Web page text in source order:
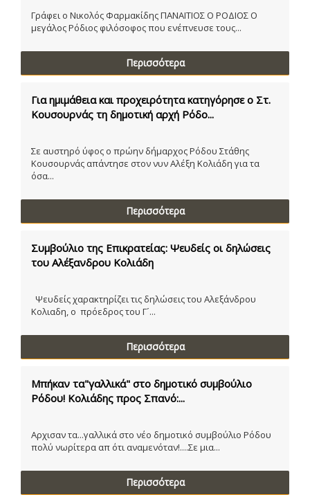
Γράφει ο Νικολός Φαρμακίδης ΠΑΝΑΙΤΙΟΣ Ο ΡΟΔΙΟΣ Ο
μεγάλος Ρόδιος φιλόσοφος που ενέπνευσε τους...
Περισσότερα
Για ημιμάθεια και προχειρότητα κατηγόρησε ο Στ.
Κουσουρνάς τη δημοτική αρχή Ρόδο...
Σε αυστηρό ύφος ο πρώην δήμαρχος Ρόδου Στάθης
Κουσουρνάς απάντησε στον νυν Αλέξη Κολιάδη για τα
όσα...
Περισσότερα
Συμβούλιο της Επικρατείας: Ψευδείς οι δηλώσεις
του Αλέξανδρου Κολιάδη
Ψευδείς χαρακτηρίζει τις δηλώσεις του Αλεξάνδρου
Κολιαδη, ο πρόεδρος του Γ´...
Περισσότερα
Μπήκαν τα"γαλλικά" στο δημοτικό συμβούλιο
Ρόδου! Κολιάδης προς Σπανό:...
Αρχισαν τα...γαλλικά στο νέο δημοτικό συμβούλιο Ρόδου
πολύ νωρίτερα απ ότι αναμενόταν!....Σε μια...
Περισσότερα